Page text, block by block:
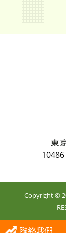
Copyright ©